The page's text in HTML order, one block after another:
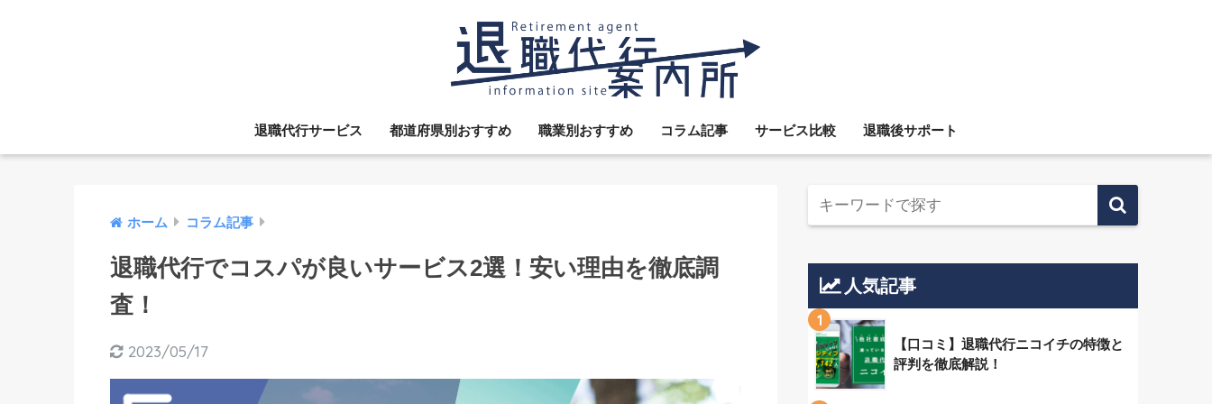
退職代行サービス 都道府県別おすすめ 職業別おすすめ コラム記事 サービス比較 退職後サポート
ホーム コラム記事
退職代行でコスパが良いサービス2選！安い理由を徹底調
査！
2023/05/17
人気記事
1
【口コミ】退職代行ニコイチの特徴と
評判を徹底解説！